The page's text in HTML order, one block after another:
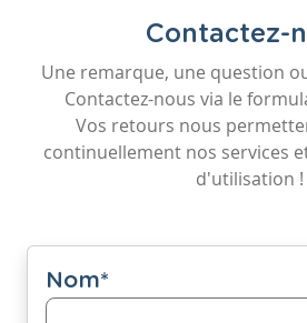
Contactez-
Une remarque, une question
Contactez-nous via le
Vos retours nous
continuellement nos services
d'utilisation !
Nom*